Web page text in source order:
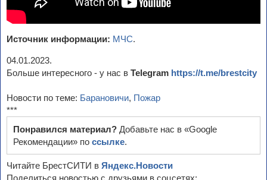
Источник информации: МЧС.
04.01.2023.
Больше интересного - у нас в Telegram https://t.me/brestcity
Новости по теме: Барановичи, Пожар
***
Понравился материал? Добавьте нас в «Google
Рекомендации» по ссылке.
Читайте БрестСИТИ в Яндекс.Новости
Поделиться новостью с друзьями в соцсетях: